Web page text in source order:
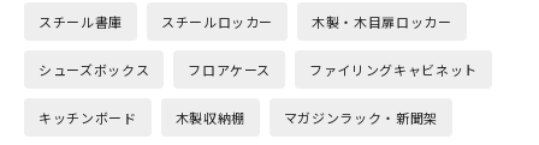
スチール書庫 スチールロッカー 木製・木目扉ロッカー
シューズボックス フロアケース ファイリングキャビネット
キッチンボード 木製収納棚 マガジンラック・新聞架